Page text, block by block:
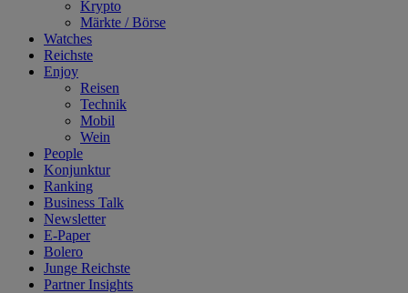
Krypto
Märkte / Börse
Watches
Reichste
Enjoy
Reisen
Technik
Mobil
Wein
People
Konjunktur
Ranking
Business Talk
Newsletter
E-Paper
Bolero
Junge Reichste
Partner Insights